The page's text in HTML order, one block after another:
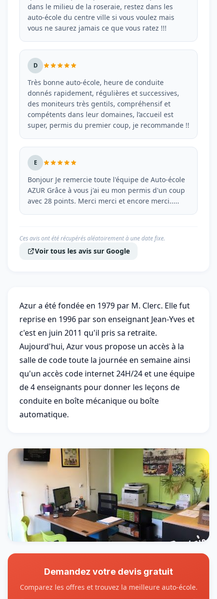
dans le milieu de la roseraie, restez dans les
auto-école du centre ville si vous voulez mais
vous ne saurez jamais ce que vous ratez !!!
D
Très bonne auto-école, heure de conduite
donnés rapidement, régulières et successives,
des moniteurs très gentils, compréhensif et
compétents dans leur domaines, l’accueil est
super, permis du premier coup, je recommande !!
E
Bonjour Je remercie toute l'équipe de Auto-école
AZUR Grâce à vous j'ai eu mon permis d'un coup
avec 28 points. Merci merci et encore merci.....
Ces avis ont été récupérés aléatoirement à une date fixe.
Voir tous les avis sur Google
Azur a été fondée en 1979 par M. Clerc. Elle fut
reprise en 1996 par son enseignant Jean-Yves et
c'est en juin 2011 qu'il pris sa retraite.
Aujourd'hui, Azur vous propose un accès à la
salle de code toute la journée en semaine ainsi
qu'un accès code internet 24H/24 et une équipe
de 4 enseignants pour donner les leçons de
conduite en boîte mécanique ou boîte
automatique.
Demandez votre devis gratuit
Comparez les offres et trouvez la meilleure auto-école.